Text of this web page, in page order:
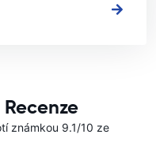
známkou 9.1/10 ze